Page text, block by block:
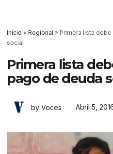
Inicio » Regional » Primera lista
social
Primera lista
pago de deuda
by Voces Abril 5,